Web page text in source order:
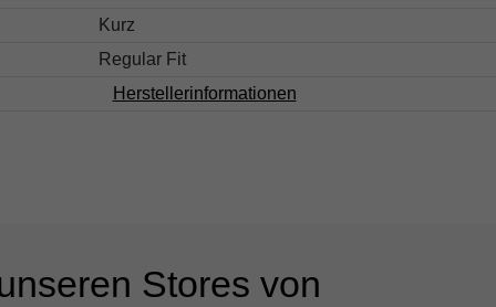
Kurz
Regular Fit
Herstellerinformationen
Stores von